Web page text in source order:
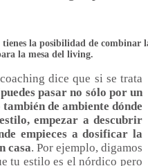
la posibilidad de combinar
la mesa del living.
dice que si se trata
puedes pasar no sólo por un
de ambiente dónde
empezar a descubrir
empieces a dosificar la
casa. Por ejemplo, digamos
tu estilo es el nórdico pero